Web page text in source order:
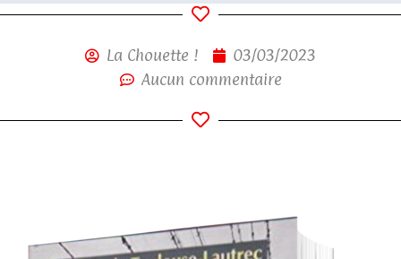
La Chouette !
03/03/2023
Aucun commentaire